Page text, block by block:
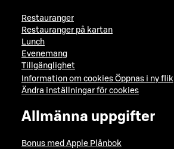
Restauranger
Restauranger på kartan
Lunch
Evenemang
Tillgänglighet
Information om cookies Öppnas i ny flik
Ändra inställningar för cookies
Allmänna uppgifter
Bonus med Apple Plånbok